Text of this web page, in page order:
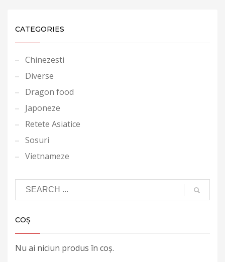
CATEGORIES
Chinezesti
Diverse
Dragon food
Japoneze
Retete Asiatice
Sosuri
Vietnameze
COȘ
Nu ai niciun produs în coș.